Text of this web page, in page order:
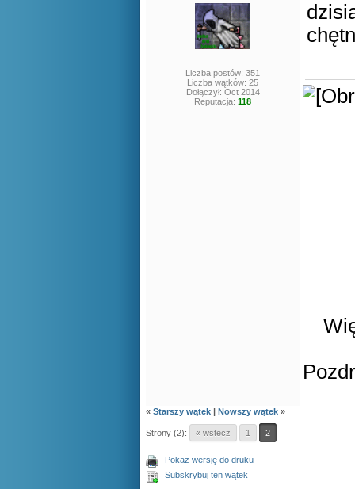
Liczba postów: 351
Liczba wątków: 25
Dołączył: Oct 2014
Reputacja: 118
« Starszy wątek | Nowszy wątek »
Strony (2): « wstecz 1 2
Pokaż wersję do druku
Subskrybuj ten wątek